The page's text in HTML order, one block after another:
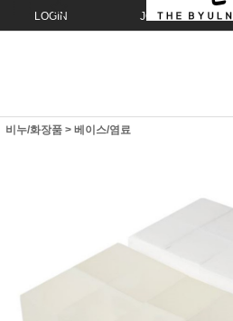
LOGIN JOIN
비누/화장품 > 베이스/염료